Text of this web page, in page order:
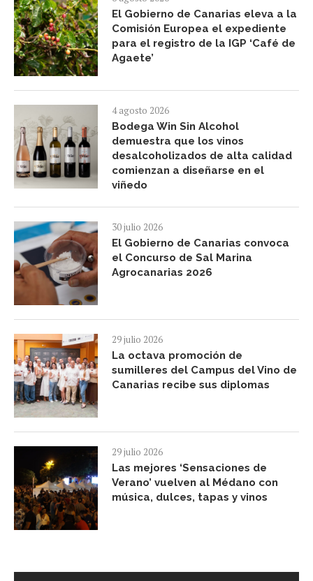
El Gobierno de Canarias eleva a la
Comisión Europea el expediente
para el registro de la IGP ‘Café de
Agaete’
4 agosto 2026
Bodega Win Sin Alcohol
demuestra que los vinos
desalcoholizados de alta calidad
comienzan a diseñarse en el
viñedo
30 julio 2026
El Gobierno de Canarias convoca
el Concurso de Sal Marina
Agrocanarias 2026
29 julio 2026
La octava promoción de
sumilleres del Campus del Vino de
Canarias recibe sus diplomas
29 julio 2026
Las mejores ‘Sensaciones de
Verano’ vuelven al Médano con
música, dulces, tapas y vinos